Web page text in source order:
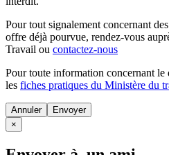
Pour tout signalement concernant des
offre déjà pourvue, rendez-vous
Travail ou contactez-nous
Pour toute information concernant le
les fiches pratiques du Ministère du
Annuler
×